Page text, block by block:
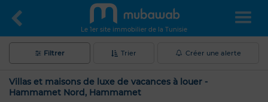
Le 1er site immobilier de la Tunisie
Filtrer Trier Créer une alerte
Villas et maisons de luxe de vacances à louer -
Hammamet Nord, Hammamet